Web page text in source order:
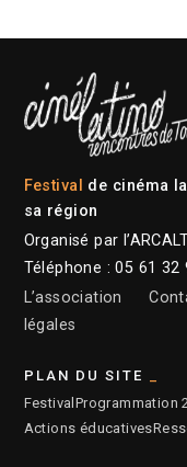
Festival de cinéma
sa région
Organisé par
Téléphone : 05 61 32
L’association
légales
PLAN DU SITE
Festival Programmation
Actions éducatives